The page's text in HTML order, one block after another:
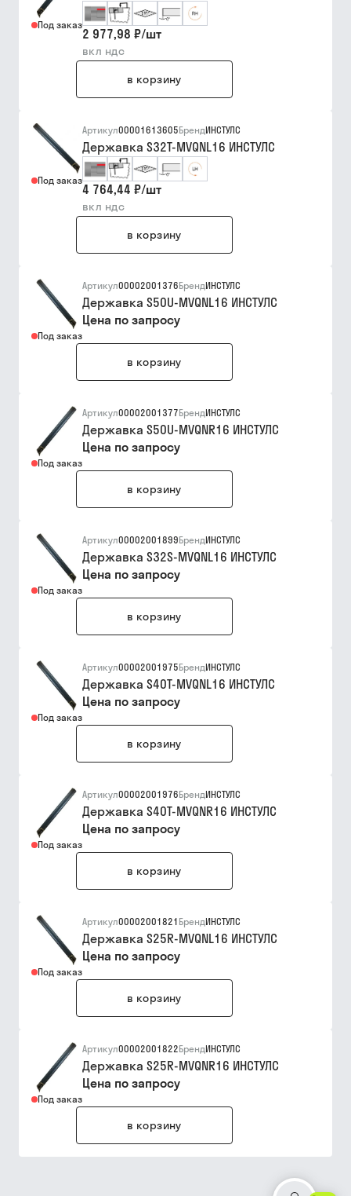
Под заказ
2 977,98 ₽/шт
вкл ндс
в корзину
Под заказ
Артикул00001613605БрендИНСТУЛС
Державка S32T-MVQNL16 ИНСТУЛС
4 764,44 ₽/шт
вкл ндс
в корзину
Под заказ
Артикул00002001376БрендИНСТУЛС
Державка S50U-MVQNL16 ИНСТУЛС
Цена по запросу
в корзину
Под заказ
Артикул00002001377БрендИНСТУЛС
Державка S50U-MVQNR16 ИНСТУЛС
Цена по запросу
в корзину
Под заказ
Артикул00002001899БрендИНСТУЛС
Державка S32S-MVQNL16 ИНСТУЛС
Цена по запросу
в корзину
Под заказ
Артикул00002001975БрендИНСТУЛС
Державка S40T-MVQNL16 ИНСТУЛС
Цена по запросу
в корзину
Под заказ
Артикул00002001976БрендИНСТУЛС
Державка S40T-MVQNR16 ИНСТУЛС
Цена по запросу
в корзину
Под заказ
Артикул00002001821 БрендИНСТУЛС
Державка S25R-MVQNL16 ИНСТУЛС
Цена по запросу
в корзину
Под заказ
Артикул00002001822БрендИНСТУЛС
Державка S25R-MVQNR16 ИНСТУЛС
Цена по запросу
в корзину